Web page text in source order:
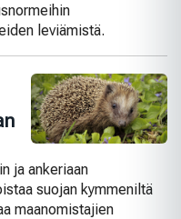
leviämistä.
ja ankeriaan
suojan kymmeniltä
maanomistajien